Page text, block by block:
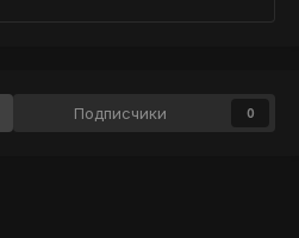
Подписчики 0